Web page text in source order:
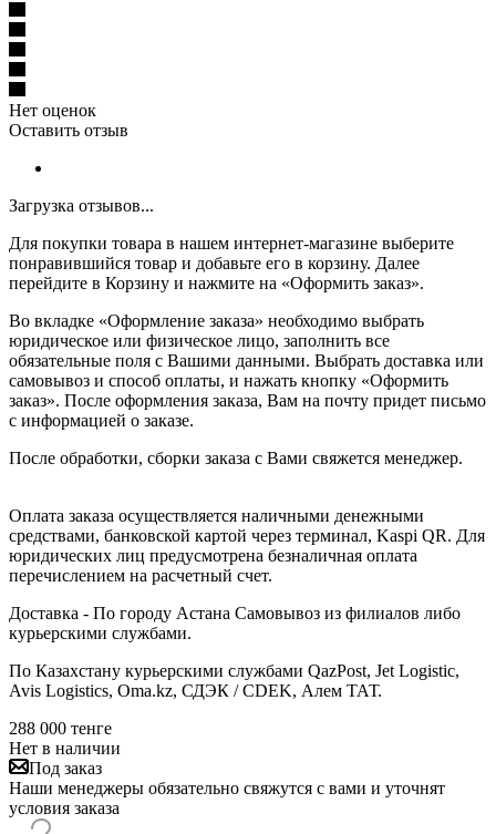
Нет оценок
Оставить отзыв
Загрузка отзывов...
Для покупки товара в нашем интернет-магазине выберите
понравившийся товар и добавьте его в корзину. Далее
перейдите в Корзину и нажмите на «Оформить заказ».
Во вкладке «Оформление заказа» необходимо выбрать
юридическое или физическое лицо, заполнить все
обязательные поля с Вашими данными. Выбрать доставка или
самовывоз и способ оплаты, и нажать кнопку «Оформить
заказ». После оформления заказа, Вам на почту придет письмо
с информацией о заказе.
После обработки, сборки заказа с Вами свяжется менеджер.
Оплата заказа осуществляется наличными денежными
средствами, банковской картой через терминал, Kaspi QR. Для
юридических лиц предусмотрена безналичная оплата
перечислением на расчетный счет.
Доставка - По городу Астана Самовывоз из филиалов либо
курьерскими службами.
По Казахстану курьерскими службами QazPost, Jet Logistic,
Avis Logistics, Oma.kz, СДЭК / CDEK, Алем ТАТ.
288 000 тенге
Нет в наличии
Под заказ
Наши менеджеры обязательно свяжутся с вами и уточнят
условия заказа